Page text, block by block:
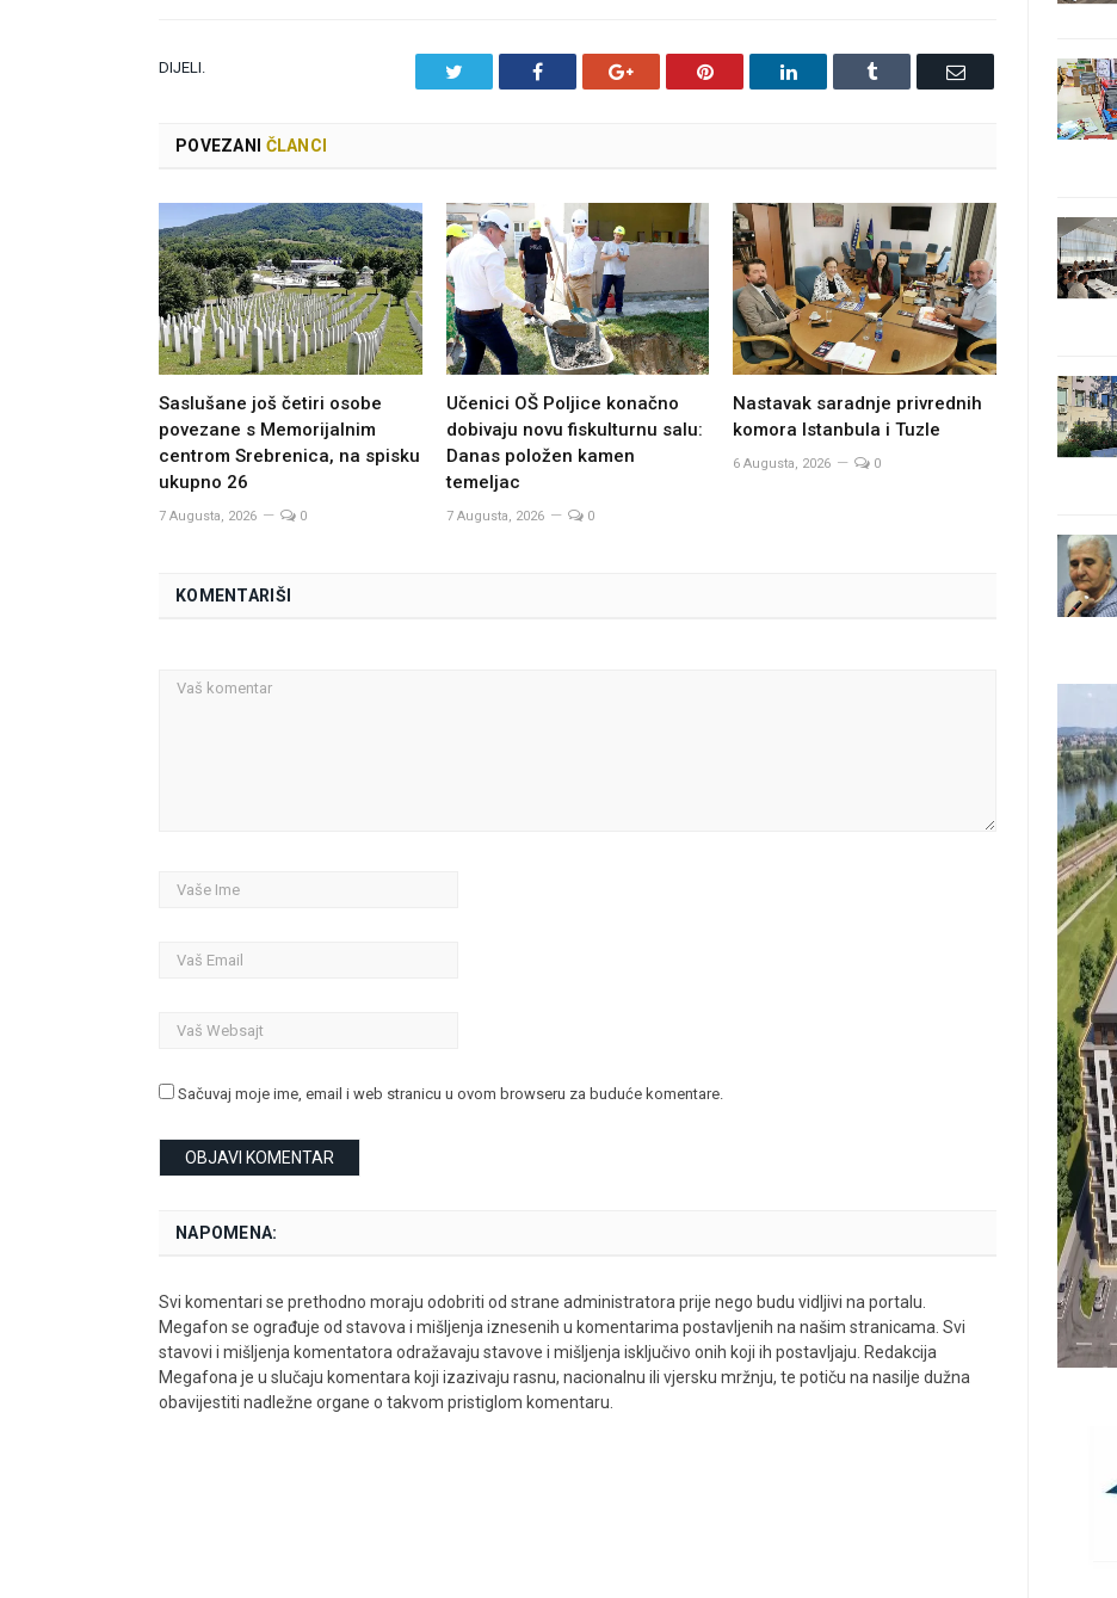
DIJELI. Facebook Google+ Pinterest LinkedIn Tumblr Email
POVEZANI ČLANCI
Saslušane još četiri osobe
povezane s Memorijalnim
centrom Srebrenica, na spisku
ukupno 26
7 Augusta, 2026 0
Učenici OŠ Poljice konačno
dobivaju novu fiskulturnu salu:
Danas položen kamen
temeljac
7 Augusta, 2026 0
Nastavak saradnje privrednih
komora Istanbula i Tuzle
6 Augusta, 2026 0
KOMENTARIŠI
Sačuvaj moje ime, email i web stranicu u ovom browseru za buduće komentare.
NAPOMENA:
Svi komentari se prethodno moraju odobriti od strane administratora prije nego budu vidljivi na portalu.
Megafon se ograđuje od stavova i mišljenja iznesenih u komentarima postavljenih na našim stranicama. Svi
stavovi i mišljenja komentatora odražavaju stavove i mišljenja isključivo onih koji ih postavljaju. Redakcija
Megafona je u slučaju komentara koji izazivaju rasnu, nacionalnu ili vjersku mržnju, te potiču na nasilje dužna
obavijestiti nadležne organe o takvom pristiglom komentaru.